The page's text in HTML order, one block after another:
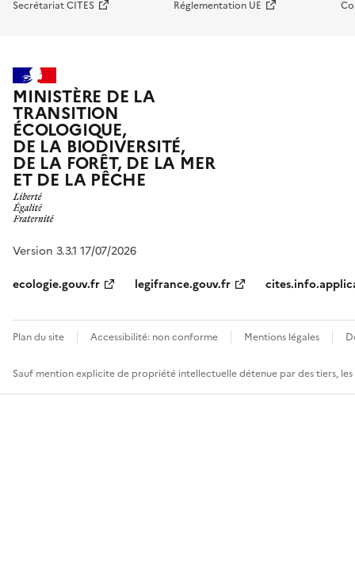
Secrétariat CITES Réglementation UE
MINISTÈRE DE LA
TRANSITION
ÉCOLOGIQUE,
DE LA BIODIVERSITÉ,
DE LA FORÊT, DE LA MER
ET DE LA PÊCHE
Version 3.3.1 17/07/2026
ecologie.gouv.fr
legifrance.gouv.fr
Plan du site Accessibilité: non conforme Mentions légales
Sauf mention explicite de propriété intellectuelle détenue par des tiers,